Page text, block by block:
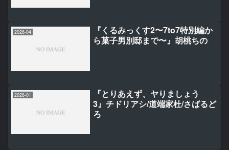
2026-04
『くるみっくす2〜7to7特別編か
ら菓子男別邸まで〜』胡桃ちの
2026-01
『とりあえず、ヤりましょう
3』チドリアシ/道端家杜/さばるど
ろ